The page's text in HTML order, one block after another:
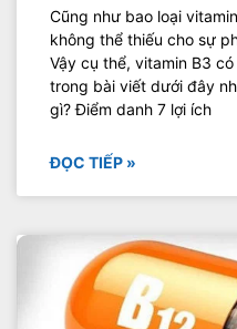
Cũng như bao loại
không thể thiếu cho sự
Vậy cụ thể, vitamin B3
trong bài viết dưới đây
gì? Điểm danh 7 lợi ích
ĐỌC TIẾP »